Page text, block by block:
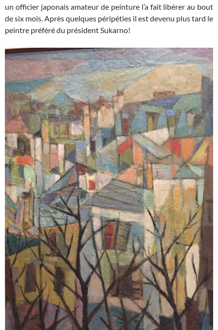
un officier japonais amateur de peinture l’a fait libérer au bout
de six mois. Après quelques péripéties il est devenu plus tard le
peintre préféré du président Sukarno!